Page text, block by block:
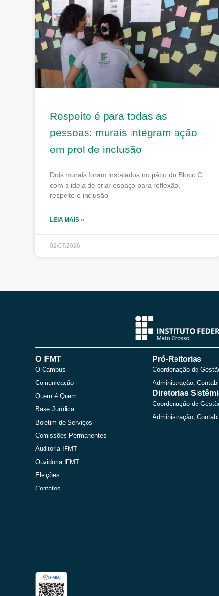
Respeito é para todas as
pessoas: murais integram ação
em prol de inclusão
Dois murais foram instalados no pátio do Bloco C
com a ideia de criar espaço para reflexão,
respeito e inclusão.
LEIA MAIS »
02/07/2026
O IFMT
O Campus
Comunicação
Quem é Quem
Base Jurídica
Boletim de Serviços
Comissões Permanentes
Auditoria IFMT
Ouvidoria IFMT
Eleições
Contatos
Pró-Reitorias
Coordenação de
Administração,
Diretorias
Coordenação de
Administração,